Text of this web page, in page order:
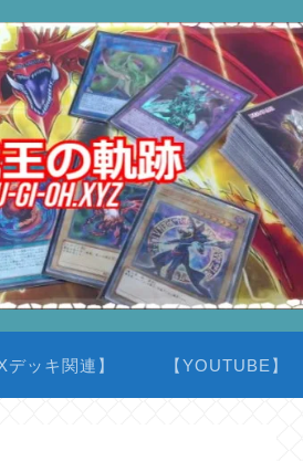
デッキ関連】 【YOUTUBE】